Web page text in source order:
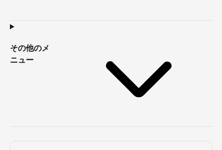
その他のメ
ニュー